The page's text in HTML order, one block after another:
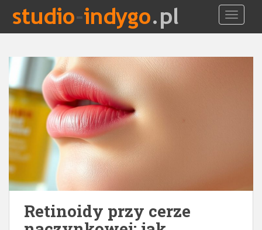
i
Retinoidy przy cerze